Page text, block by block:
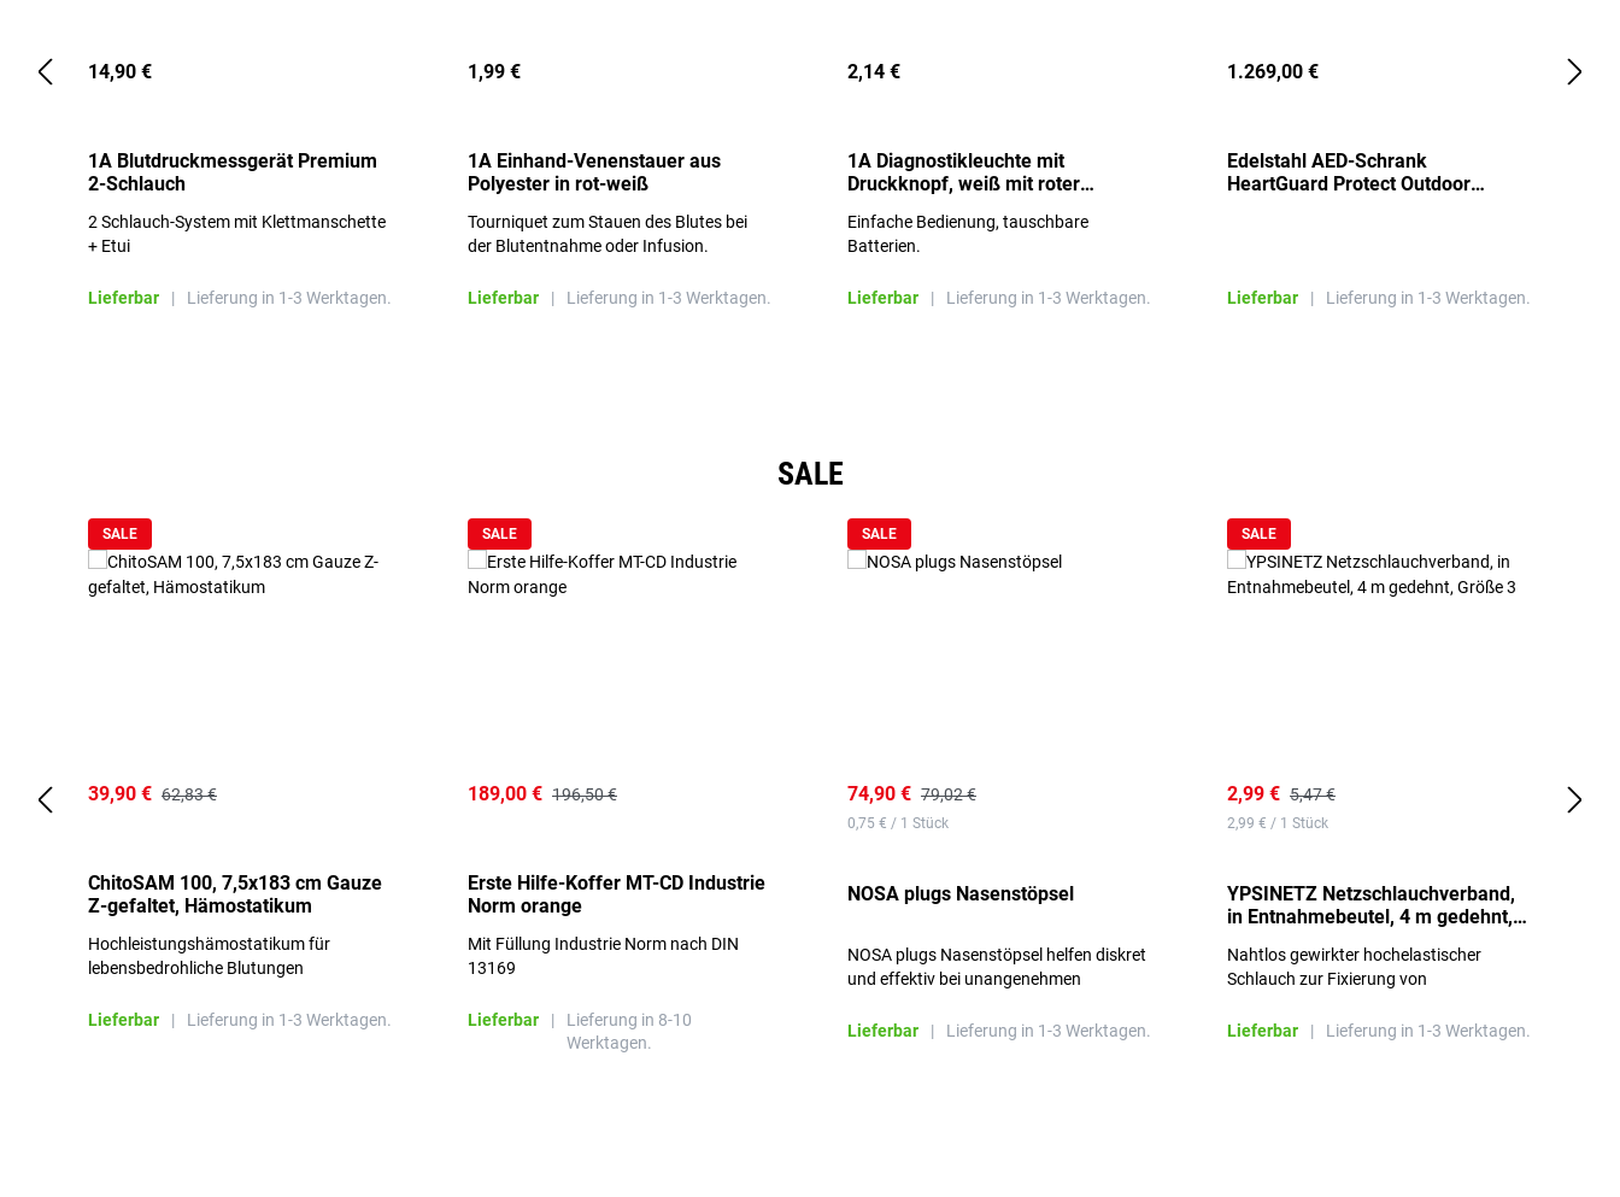
14,90 €
1A Blutdruckmessgerät Premium
2-Schlauch
2 Schlauch-System mit Klettmanschette
+ Etui
Lieferbar | Lieferung in 1-3 Werktagen.
1,99 €
1A Einhand-Venenstauer aus
Polyester in rot-weiß
Tourniquet zum Stauen des Blutes bei
der Blutentnahme oder Infusion.
Lieferbar | Lieferung in 1-3 Werktagen.
2,14 €
1A Diagnostikleuchte mit
Druckknopf, weiß mit roter
Einfache Bedienung, tauschbare
Batterien.
Lieferbar | Lieferung in 1-3 Werktagen.
1.269,00 €
Edelstahl AED-Schrank
HeartGuard Protect Outdoor
Lieferbar | Lieferung in 1-3 Werktagen.
SALE
SALE
39,90 € 62,83 €
ChitoSAM 100, 7,5x183 cm Gauze
Z-gefaltet, Hämostatikum
Hochleistungshämostatikum für
lebensbedrohliche Blutungen
Lieferbar | Lieferung in 1-3 Werktagen.
SALE
189,00 € 196,50 €
Erste Hilfe-Koffer MT-CD Industrie
Norm orange
Mit Füllung Industrie Norm nach DIN
13169
Lieferbar |
Lieferung in 8-10
Werktagen.
SALE
74,90 € 79,02 €
0,75 € / 1 Stück
NOSA plugs Nasenstöpsel
NOSA plugs Nasenstöpsel helfen diskret
und effektiv bei unangenehmen
beeinträchtigen.
Lieferbar | Lieferung in 1-3 Werktagen.
SALE
2,99 € 5,47 €
2,99 € / 1 Stück
YPSINETZ Netzschlauchverband,
in Entnahmebeutel, 4 m gedehnt,
Nahtlos gewirkter hochelastischer
Schlauch zur Fixierung von
Lieferbar
| Lieferung in 1-3 Werktagen.